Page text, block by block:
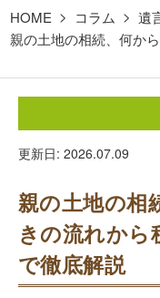
HOME コラム
遺
親の土地の相続、何か
更新日: 2026.07.09
親の土地の相
きの流れから
で徹底解説